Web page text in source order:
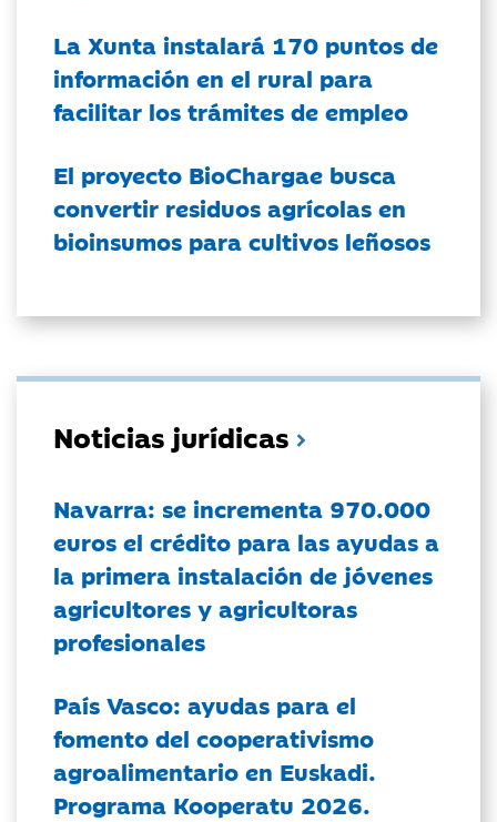
La Xunta instalará 170 puntos de
información en el rural para
facilitar los trámites de empleo
El proyecto BioChargae busca
convertir residuos agrícolas en
bioinsumos para cultivos leñosos
Noticias jurídicas
Navarra: se incrementa 970.000
euros el crédito para las ayudas a
la primera instalación de jóvenes
agricultores y agricultoras
profesionales
País Vasco: ayudas para el
fomento del cooperativismo
agroalimentario en Euskadi.
Programa Kooperatu 2026.